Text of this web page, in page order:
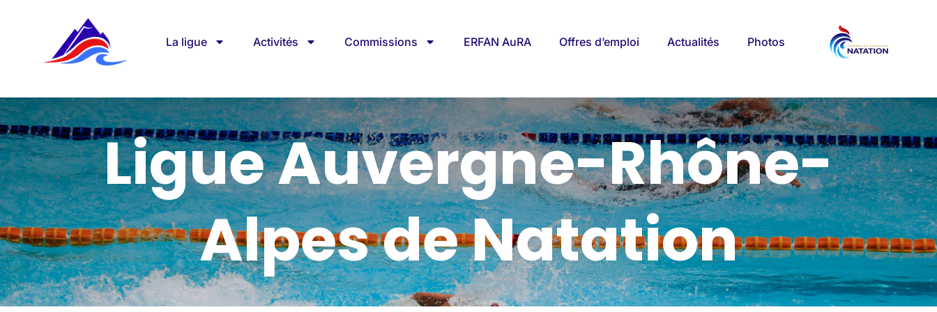
La ligue Activités Commissions ERFAN AuRA Offres d’emploi Actualités Photos
Ligue Auvergne-Rhône-
Alpes de Natation